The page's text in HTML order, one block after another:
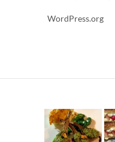
WordPress.org